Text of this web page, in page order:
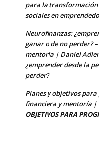
para la transformación
sociales en
Neurofinanzas:
ganar o de no perder?
mentoría | Daniel Adler
¿emprender desde la
perder?
Planes y objetivos
financiera y mentoría |
OBJETIVOS PARA